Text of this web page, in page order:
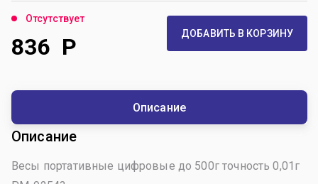
Отсутствует
836 Р ДОБАВИТЬ В КОРЗИНУ
Описание
Описание
Весы портативные цифровые до 500г точность 0,01г